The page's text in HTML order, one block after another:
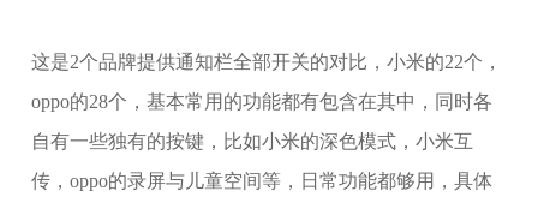
这是2个品牌提供通知栏全部开关的对比，小米的22个，
oppo的28个，基本常用的功能都有包含在其中，同时各
自有一些独有的按键，比如小米的深色模式，小米互
传，oppo的录屏与儿童空间等，日常功能都够用，具体